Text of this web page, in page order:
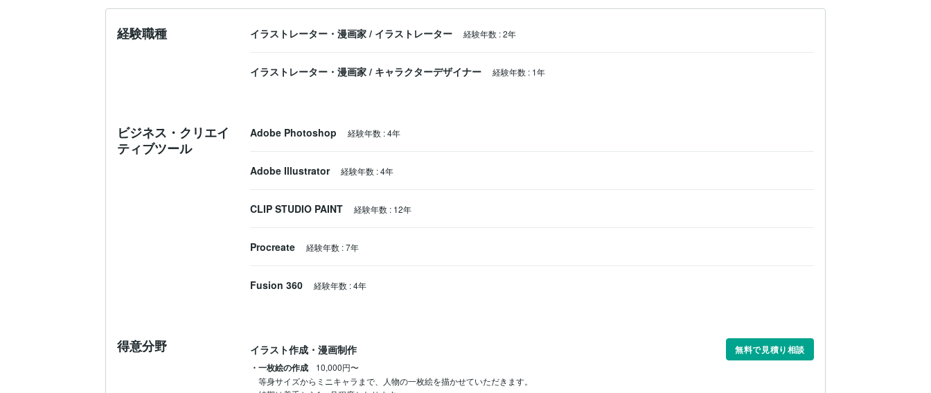
経験職種 イラストレーター・漫画家 / イラストレーター 経験年数 :2年
イラストレーター・漫画家 / キャラクターデザイナー 経験年数 : 1年
ビジネス・クリエイ
ティブツール
Adobe Photoshop 経験年数 :4年
Adobe Illustrator 経験年数 :4年
CLIP STUDIO PAINT 経験年数 : 12年
Procreate 経験年数 :7年
Fusion 360 経験年数 :4年
得意分野 イラスト作成・漫画制作
無料で見積り相談
・一枚絵の作成
10,000円〜
等身サイズからミニキャラまで、人物の一枚絵を描かせていただきます。